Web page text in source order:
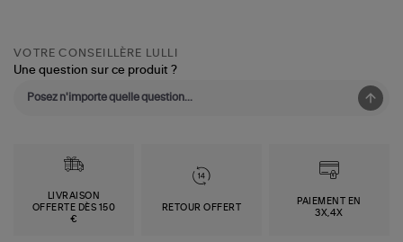
VOTRE CONSEILLÈRE LULLI
Une question sur ce produit ?
LIVRAISON
OFFERTE DÈS 150
€
RETOUR OFFERT
PAIEMENT EN
3X,4X